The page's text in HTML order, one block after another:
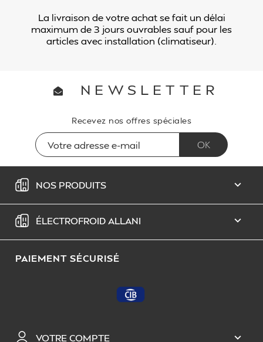
La livraison de votre achat se fait un délai
maximum de 3 jours ouvrables sauf pour les
articles avec installation (climatiseur).
NEWSLETTER
Recevez nos offres spéciales
NOS PRODUITS 
ÉLECTROFROID ALLANI 
PAIEMENT SÉCURISÉ
VOTRE COMPTE 